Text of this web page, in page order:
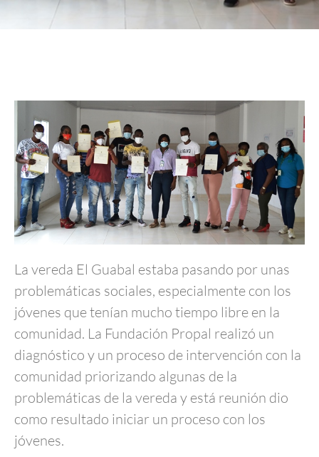
La vereda El Guabal estaba pasando por unas
problemáticas sociales, especialmente con los
jóvenes que tenían mucho tiempo libre en la
comunidad. La Fundación Propal realizó un
diagnóstico y un proceso de intervención con la
comunidad priorizando algunas de la
problemáticas de la vereda y está reunión dio
como resultado iniciar un proceso con los
jóvenes.